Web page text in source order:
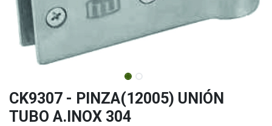
CK9307 - PINZA(12005) UNIÓN
TUBO A.INOX 304